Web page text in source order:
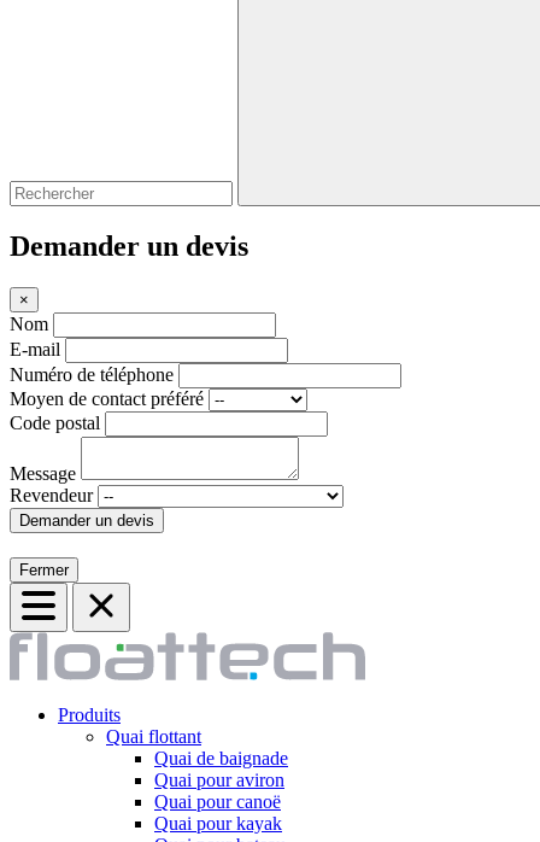
Demander un devis
×
Nom
E-mail
Numéro de téléphone
Moyen de contact préféré
Code postal
Message
Revendeur
Demander un devis
Fermer
Produits
Quai flottant
Quai de baignade
Quai pour aviron
Quai pour canoë
Quai pour kayak